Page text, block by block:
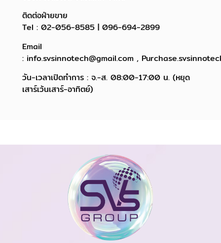
ติดต่อฝ่ายขาย
Tel : 02-056-8585 | 096-694-2899
Email
: info.svsinnotech@gmail.com ,
วัน-เวลาเปิดทำการ : จ.-ส. 08:00-17:00 น. (หยุด
เสาร์เว้นเสาร์-อาทิตย์)